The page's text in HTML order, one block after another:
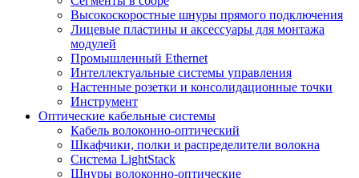
Высокоскоростные шнуры прямого подключения
Лицевые пластины и аксессуары для монтажа
модулей
Промышленный Ethernet
Интеллектуальные системы управления
Настенные розетки и консолидационные точки
Инструмент
Оптические кабельные системы
Кабель волоконно-оптический
Шкафчики, полки и распределители волокна
Система LightStack
Шнуры волоконно-оптические